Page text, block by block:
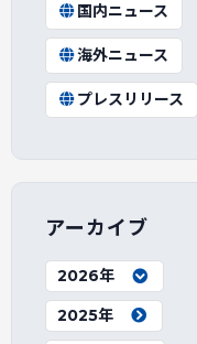
国内ニュース
海外ニュース
プレスリリース
アーカイブ
2026年
2025年